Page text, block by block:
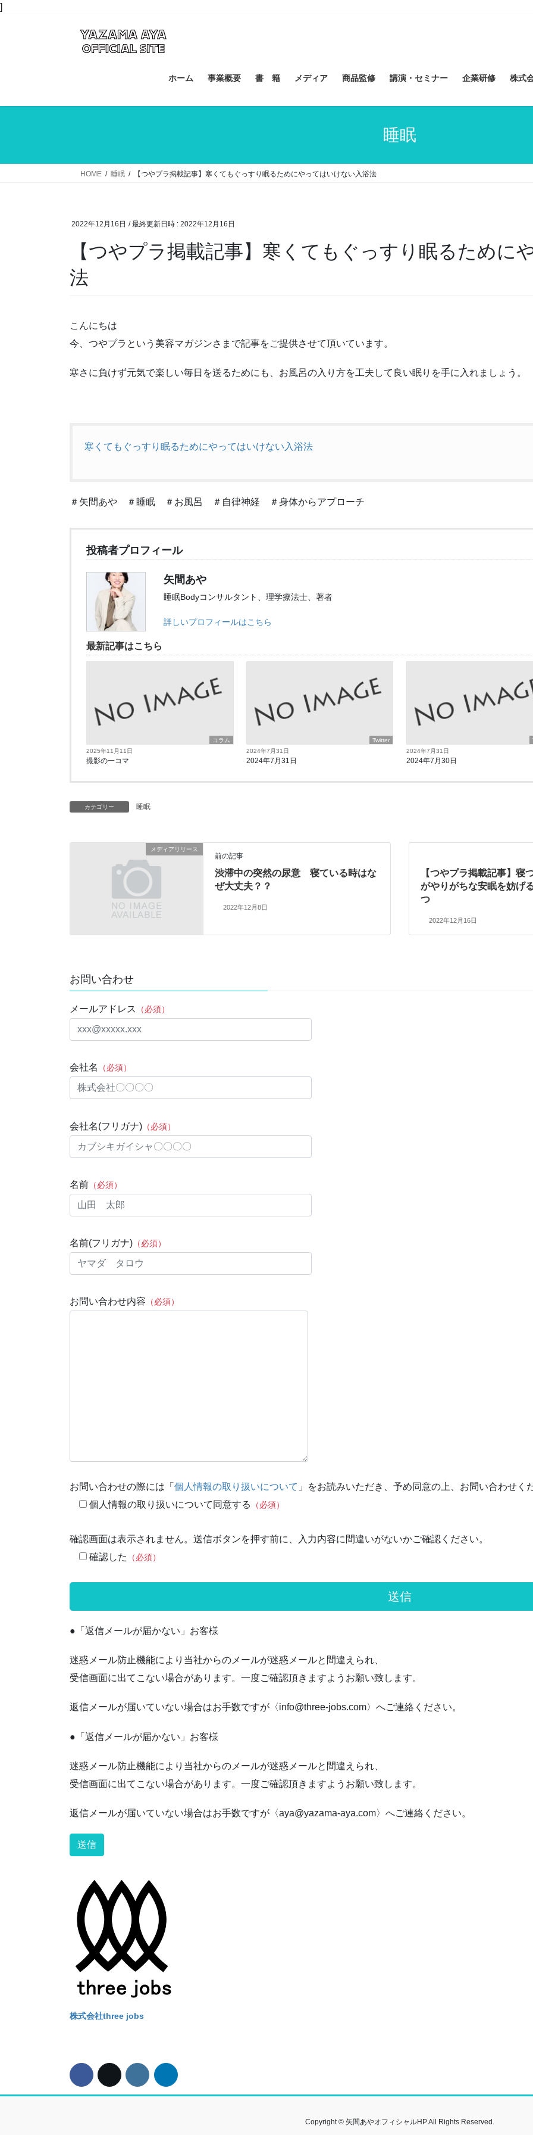
]コ
キ
ナ
に
ホーム 事業概要 書 籍 メディア 商品監修 講演・セミナー 企業研修 株式
睡眠
HOME 睡眠 【つやプラ掲載記事】寒くてもぐっすり眠るためにやってはいけない入浴法
2022年12月16日 / 最終更新日時 : 2022年12月16日
【つやプラ掲載記事】寒くてもぐっすり眠るためにやってはいけない入浴
法
こんにちは
今、つやプラという美容マガジンさまで記事をご提供させて頂いています。
寒さに負けず元気で楽しい毎日を送るためにも、お風呂の入り方を工夫して良い眠りを手に入れましょう。
寒くてもぐっすり眠るためにやってはいけない入浴法
＃矢間あや ＃睡眠 ＃お風呂 ＃自律神経 ＃身体からアプローチ
投稿者プロフィール
矢間あや
睡眠Bodyコンサルタント、理学療法士、著者
詳しいプロフィールはこちら
最新記事はこちら
コラム
2025年11月11日
撮影の一コマ
Twitter
2024年7月31日
2024年7月31日
2024年7月31日
2024年7月30日
カテゴリー 睡眠
メディアリリース
前の記事
渋滞中の突然の尿意 寝ている時はな
ぜ大丈夫？？
2022年12月8日
【つやプラ掲載記事】寝
がやりがちな安眠を妨げ
つ
2022年12月16日
お問い合わせ
メールアドレス （必須）
会社名 （必須）
会社名(フリガナ) （必須）
名前 （必須）
名前(フリガナ) （必須）
お問い合わせ内容 （必須）
お問い合わせの際には「 個人情報の取り扱いについて 」をお読みいただき、予め同意の上、お問い合わせく
個人情報の取り扱いについて同意する
（必須）
確認画面は表示されません。送信ボタンを押す前に、入力内容に間違いがないかご確認ください。
確認した
（必須）
●「返信メールが届かない」お客様
迷惑メール防止機能により当社からのメールが迷惑メールと間違えられ、
受信画面に出てこない場合があります。一度ご確認頂きますようお願い致します。
返信メールが届いていない場合はお手数ですが〈info@three-jobs.com〉へご連絡ください。
●「返信メールが届かない」お客様
迷惑メール防止機能により当社からのメールが迷惑メールと間違えられ、
受信画面に出てこない場合があります。一度ご確認頂きますようお願い致します。
返信メールが届いていない場合はお手数ですが〈aya@yazama-aya.com〉へご連絡ください。
株式会社three jobs
Copyright © 矢間あやオフィシャルHP All Rights Reserved.